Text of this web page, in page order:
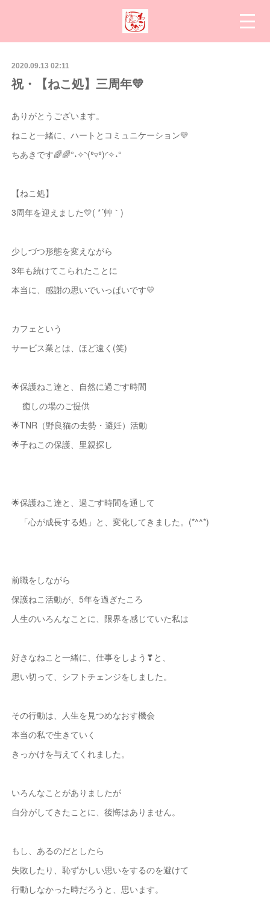
2020.09.13 02:11
祝・【ねこ処】三周年💛
ありがとうございます。
ねこと一緒に、ハートとコミュニケーション💛
ちあきです🌈🌈°˖✧◝(⁰▿⁰)◜✧˖°
【ねこ処】
3周年を迎えました💛( *´艸｀)
少しづつ形態を変えながら
3年も続けてこられたことに
本当に、感謝の思いでいっぱいです💛
カフェという
サービス業とは、ほど遠く(笑)
🌟保護ねこ達と、自然に過ごす時間
癒しの場のご提供
🌟TNR（野良猫の去勢・避妊）活動
🌟子ねこの保護、里親探し
🌟保護ねこ達と、過ごす時間を通して
「心が成長する処」と、変化してきました。(*^^*)
前職をしながら
保護ねこ活動が、5年を過ぎたころ
人生のいろんなことに、限界を感じていた私は
好きなねこと一緒に、仕事をしよう❣と、
思い切って、シフトチェンジをしました。
その行動は、人生を見つめなおす機会
本当の私で生きていく
きっかけを与えてくれました。
いろんなことがありましたが
自分がしてきたことに、後悔はありません。
もし、あるのだとしたら
失敗したり、恥ずかしい思いをするのを避けて
行動しなかった時だろうと、思います。